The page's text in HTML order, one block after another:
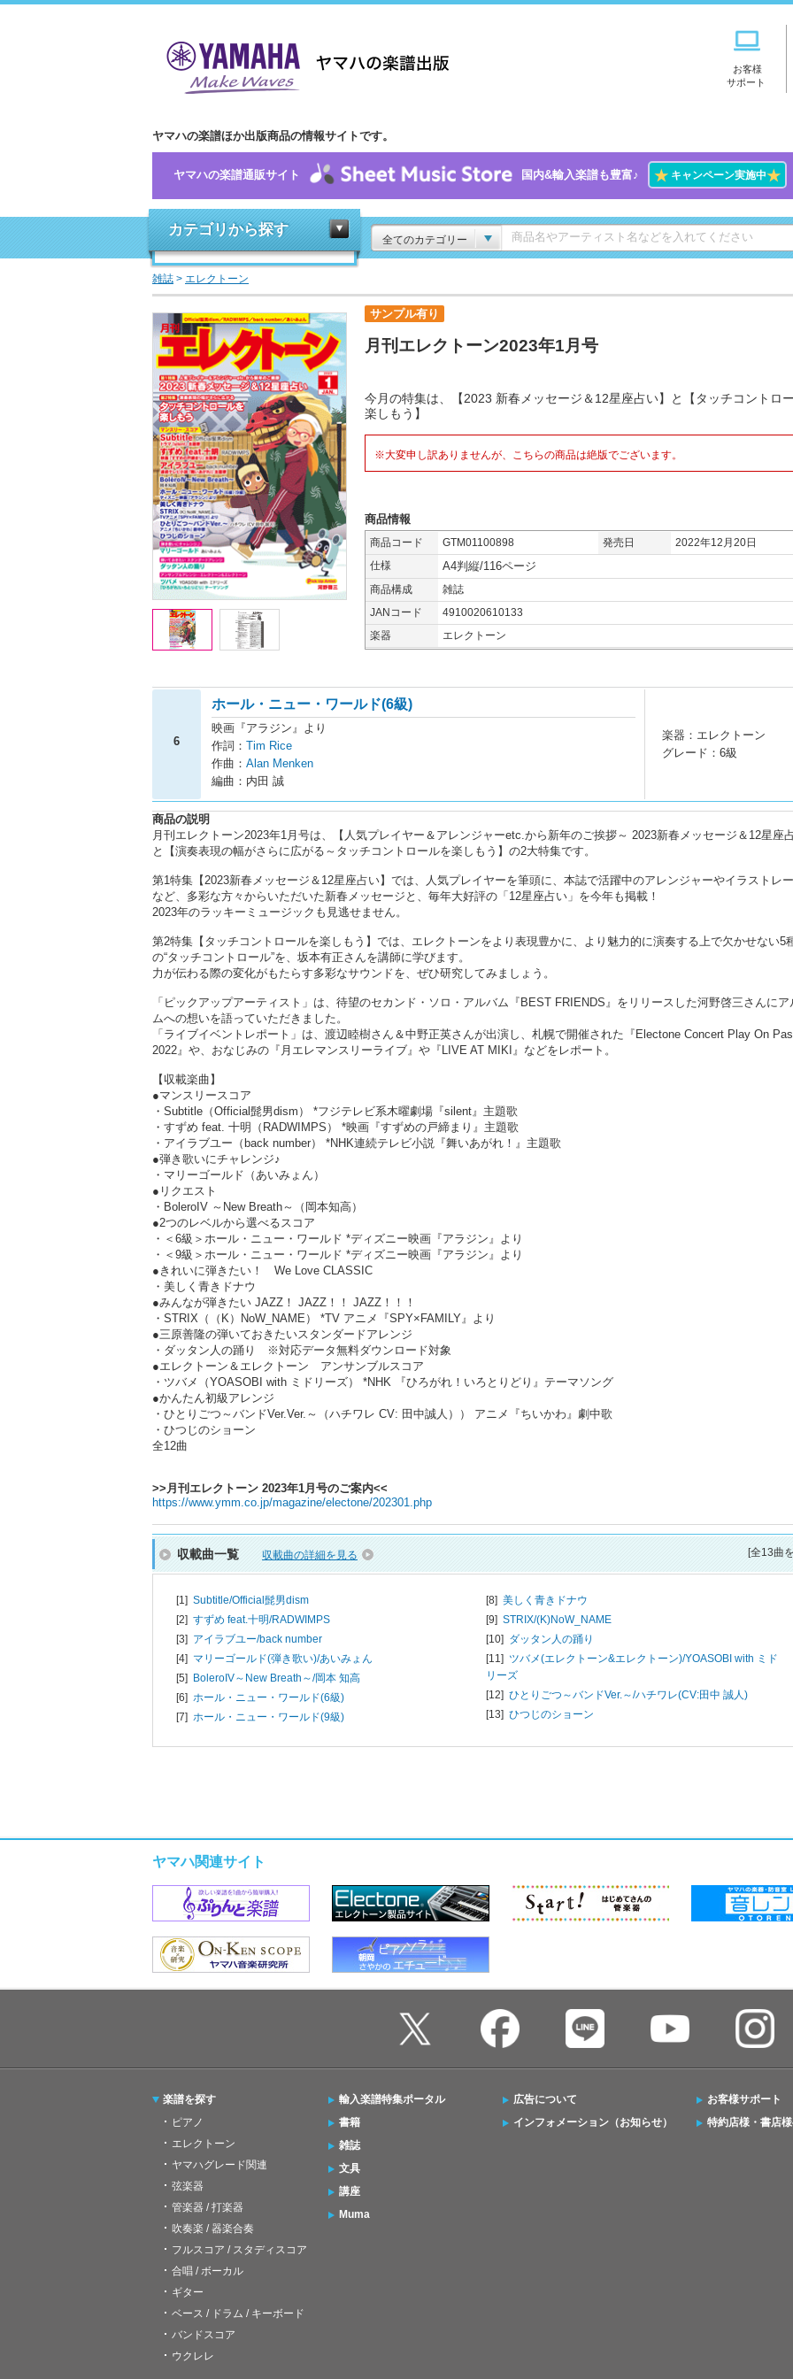
お客様
サポート
ヤマハの楽譜ほか出版商品の情報サイトです。
ヤマハの楽譜通販サイト 国内&輸入楽譜も豊富♪ ★キャンペーン実施中★
カテゴリから探す
全てのカテゴリー
雑誌 > エレクトーン
サンプル有り
月刊エレクトーン2023年1月号
今月の特集は、【2023 新春メッセージ＆12星座占い】と【タッチコントロ
楽しもう】
※大変申し訳ありませんが、こちらの商品は絶版でございます。
商品情報
商品コード GTM01100898 発売日
2022年12月20日
仕様
A4判縦/116ページ
商品構成
雑誌
JANコード
4910020610133
楽器
エレクトーン
6
ホール・ニュー・ワールド(6級)
映画『アラジン』より
作詞： Tim Rice
作曲： Alan Menken
編曲：内田 誠
楽器：エレクトーン
グレード：6級
商品の説明
月刊エレクトーン2023年1月号は、【人気プレイヤー＆アレンジャーetc.から新年のご挨拶～ 2023新春メッセージ＆12星座
と【演奏表現の幅がさらに広がる～タッチコントロールを楽しもう】の2大特集です。
第1特集【2023新春メッセージ＆12星座占い】では、人気プレイヤーを筆頭に、本誌で活躍中のアレンジャーやイラストレ
など、多彩な方々からいただいた新春メッセージと、毎年大好評の「12星座占い」を今年も掲載！
2023年のラッキーミュージックも見逃せません。
第2特集【タッチコントロールを楽しもう】では、エレクトーンをより表現豊かに、より魅力的に演奏する上で欠かせない5
の“タッチコントロール”を、坂本有正さんを講師に学びます。
力が伝わる際の変化がもたらす多彩なサウンドを、ぜひ研究してみましょう。
「ピックアップアーティスト」は、待望のセカンド・ソロ・アルバム『BEST FRIENDS』をリリースした河野啓三さんにア
ムへの想いを語っていただきました。
「ライブイベントレポート」は、渡辺睦樹さん＆中野正英さんが出演し、札幌で開催された『Electone Concert Play On
2022』や、おなじみの『月エレマンスリーライブ』や『LIVE AT MIKI』などをレポート。
【収載楽曲】
●マンスリースコア
・Subtitle（Official髭男dism） *フジテレビ系木曜劇場『silent』主題歌
・すずめ feat. 十明（RADWIMPS） *映画『すずめの戸締まり』主題歌
・アイラブユー（back number） *NHK連続テレビ小説『舞いあがれ！』主題歌
●弾き歌いにチャレンジ♪
・マリーゴールド（あいみょん）
●リクエスト
・BoleroIV ～New Breath～（岡本知高）
●2つのレベルから選べるスコア
・＜6級＞ホール・ニュー・ワールド *ディズニー映画『アラジン』より
・＜9級＞ホール・ニュー・ワールド *ディズニー映画『アラジン』より
●きれいに弾きたい！ We Love CLASSIC
・美しく青きドナウ
●みんなが弾きたい JAZZ！ JAZZ！！ JAZZ！！！
・STRIX（（K）NoW_NAME） *TV アニメ『SPY×FAMILY』より
●三原善隆の弾いておきたいスタンダードアレンジ
・ダッタン人の踊り ※対応データ無料ダウンロード対象
●エレクトーン＆エレクトーン アンサンブルスコア
・ツバメ（YOASOBI with ミドリーズ） *NHK 『ひろがれ！いろとりどり』テーマソング
●かんたん初級アレンジ
・ひとりごつ～バンドVer.Ver.～（ハチワレ CV: 田中誠人）） アニメ『ちいかわ』劇中歌
・ひつじのショーン
全12曲
>>月刊エレクトーン 2023年1月号のご案内<<
https://www.ymm.co.jp/magazine/electone/202301.php
収載曲一覧 収載曲の詳細を見る [全13曲
[1] Subtitle/Official髭男dism
[2] すずめ feat.十明/RADWIMPS
[3] アイラブユー/back number
[4] マリーゴールド(弾き歌い)/あいみょん
[5] BoleroIV～New Breath～/岡本 知高
[6] ホール・ニュー・ワールド(6級)
[7] ホール・ニュー・ワールド(9級)
[8] 美しく青きドナウ
[9] STRIX/(K)NoW_NAME
[10] ダッタン人の踊り
[11] ツバメ(エレクトーン&エレクトーン)/YOASOBI with ミド
リーズ
[12] ひとりごつ～バンドVer.～/ハチワレ(CV:田中 誠人)
[13] ひつじのショーン
ヤマハ関連サイト
楽譜を探す
ピアノ
エレクトーン
ヤマハグレード関連
弦楽器
管楽器 / 打楽器
吹奏楽 / 器楽合奏
フルスコア / スタディスコア
合唱 / ボーカル
ギター
ベース / ドラム / キーボード
バンドスコア
ウクレレ
輸入楽譜特集ポータル
書籍
雑誌
文具
講座
Muma
広告について
インフォメーション（お知らせ）
お客様サポート
特約店様・書店